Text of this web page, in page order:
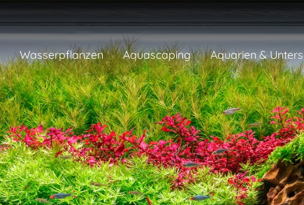
Wasserpflanzen Aquascaping Aquarien &